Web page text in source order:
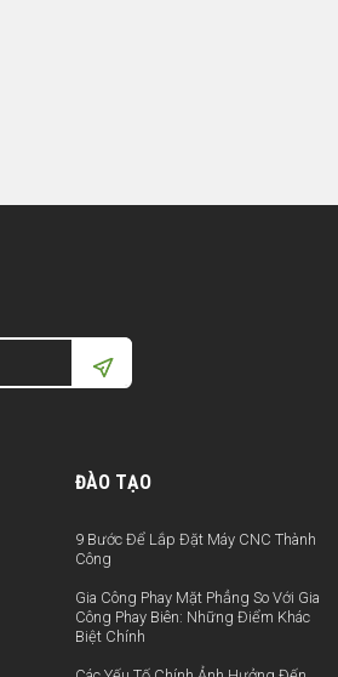
ĐÀO TẠO
9 Bước Để Lắp Đặt Máy CNC Thành
Công
Gia Công Phay Mặt Phẳng So Với Gia
Công Phay Biên: Những Điểm Khác
Biệt Chính